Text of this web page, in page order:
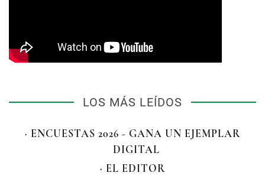
LOS MÁS LEÍDOS
· ENCUESTAS 2026 - GANA UN EJEMPLAR
DIGITAL
· EL EDITOR